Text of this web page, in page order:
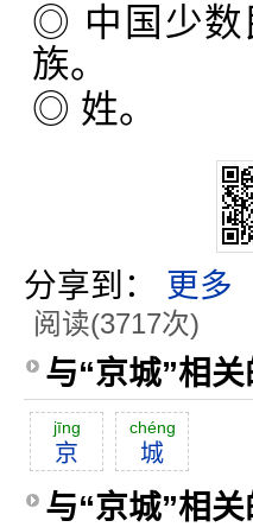
◎ 中国少数
族。
◎ 姓。
分享到： 更多
阅读(3717次)
与“京城”相
jīng
京
chéng
城
与“京城”相